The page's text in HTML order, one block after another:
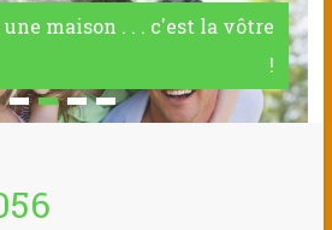
une maison . . . c'est la vôtre
!